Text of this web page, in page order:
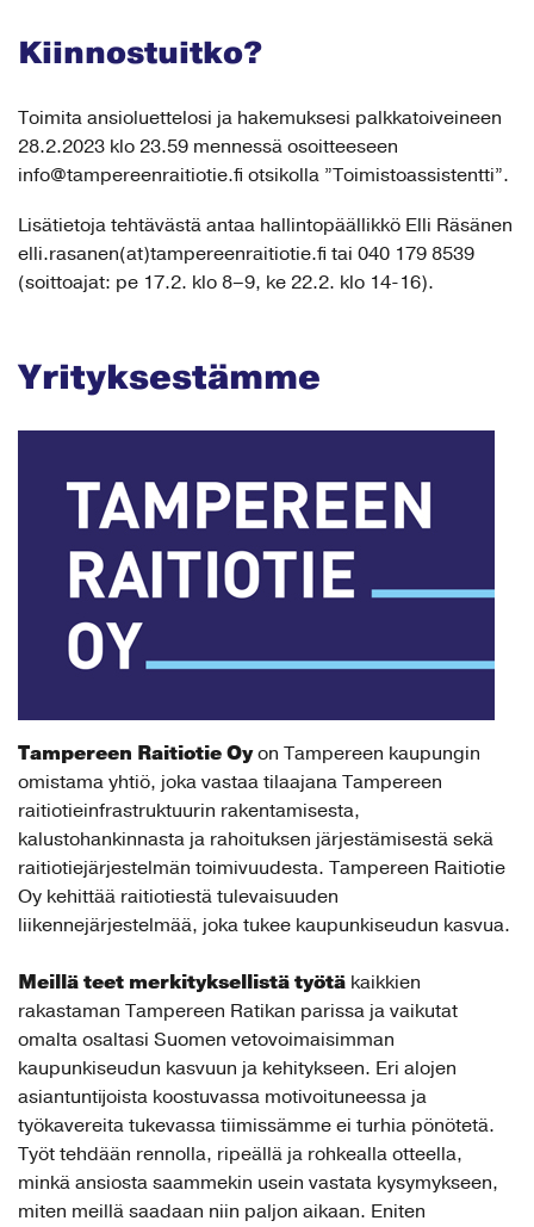
Kiinnostuitko?
Toimita ansioluettelosi ja hakemuksesi palkkatoiveineen
28.2.2023 klo 23.59 mennessä osoitteeseen
info@tampereenraitiotie.fi otsikolla ”Toimistoassistentti”.
Lisätietoja tehtävästä antaa hallintopäällikkö Elli Räsänen
elli.rasanen(at)tampereenraitiotie.fi tai 040 179 8539
(soittoajat: pe 17.2. klo 8–9, ke 22.2. klo 14-16).
Yrityksestämme
Tampereen Raitiotie Oyon Tampereen kaupungin
omistama yhtiö, joka vastaa tilaajana Tampereen
raitiotieinfrastruktuurin rakentamisesta,
kalustohankinnasta ja rahoituksen järjestämisestä sekä
raitiotiejärjestelmän toimivuudesta. Tampereen Raitiotie
Oy kehittää raitiotiestä tulevaisuuden
liikennejärjestelmää, joka tukee kaupunkiseudun kasvua.
Meillä teet merkityksellistä työtä kaikkien
rakastaman Tampereen Ratikan parissa ja vaikutat
omalta osaltasi Suomen vetovoimaisimman
kaupunkiseudun kasvuun ja kehitykseen. Eri alojen
asiantuntijoista koostuvassa motivoituneessa ja
työkavereita tukevassa tiimissämme ei turhia pönötetä.
Työt tehdään rennolla, ripeällä ja rohkealla otteella,
minkä ansiosta saammekin usein vastata kysymykseen,
miten meillä saadaan niin paljon aikaan. Eniten